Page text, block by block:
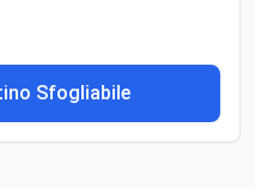
Sfogliabile